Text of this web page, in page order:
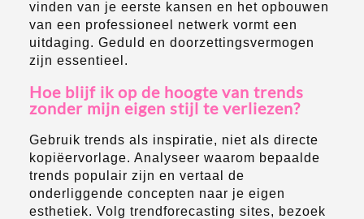
vinden van je eerste kansen en het opbouwen
van een professioneel netwerk vormt een
uitdaging. Geduld en doorzettingsvermogen
zijn essentieel.
Hoe blijf ik op de hoogte van trends
zonder mijn eigen stijl te verliezen?
Gebruik trends als inspiratie, niet als directe
kopiëervorlage. Analyseer waarom bepaalde
trends populair zijn en vertaal de
onderliggende concepten naar je eigen
esthetiek. Volg trendforecasting sites, bezoek